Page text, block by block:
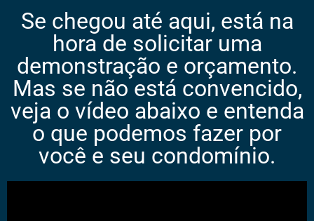
Se chegou até aqui, está na
hora de solicitar uma
demonstração e orçamento.
Mas se não está convencido,
veja o vídeo abaixo e entenda
o que podemos fazer por
você e seu condomínio.